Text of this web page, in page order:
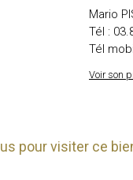
Mario
Tél :
Tél
Voir son
pour visiter ce